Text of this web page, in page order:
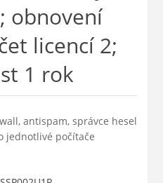
obnovení
licencí 2;
1 rok
antispam, správce hesel
jednotlivé počítače